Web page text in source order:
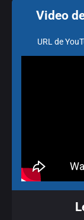
Video
URL de